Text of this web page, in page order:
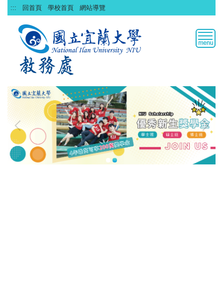
跳
到
::: 回首頁 學校首頁 網站導覽